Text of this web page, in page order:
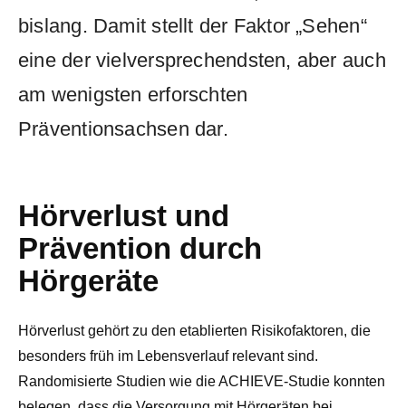
bislang. Damit stellt der Faktor „Sehen“
eine der vielversprechendsten, aber auch
am wenigsten erforschten
Präventionsachsen dar.
Hörverlust und
Prävention durch
Hörgeräte
Hörverlust gehört zu den etablierten Risikofaktoren, die
besonders früh im Lebensverlauf relevant sind.
Randomisierte Studien wie die ACHIEVE-Studie konnten